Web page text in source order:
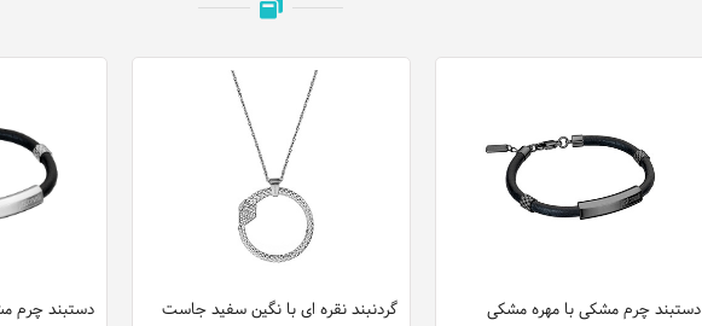
دستبند چرم
گردنبند نقره ای با نگین سفید جاست
دستبند چرم مشکی با مهره مشکی